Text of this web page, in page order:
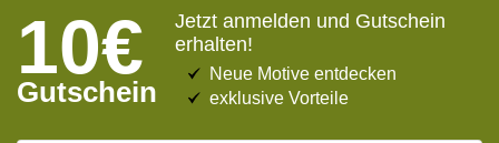
10€
Gutschein
Jetzt anmelden und Gutschein
erhalten!
Neue Motive entdecken
exklusive Vorteile